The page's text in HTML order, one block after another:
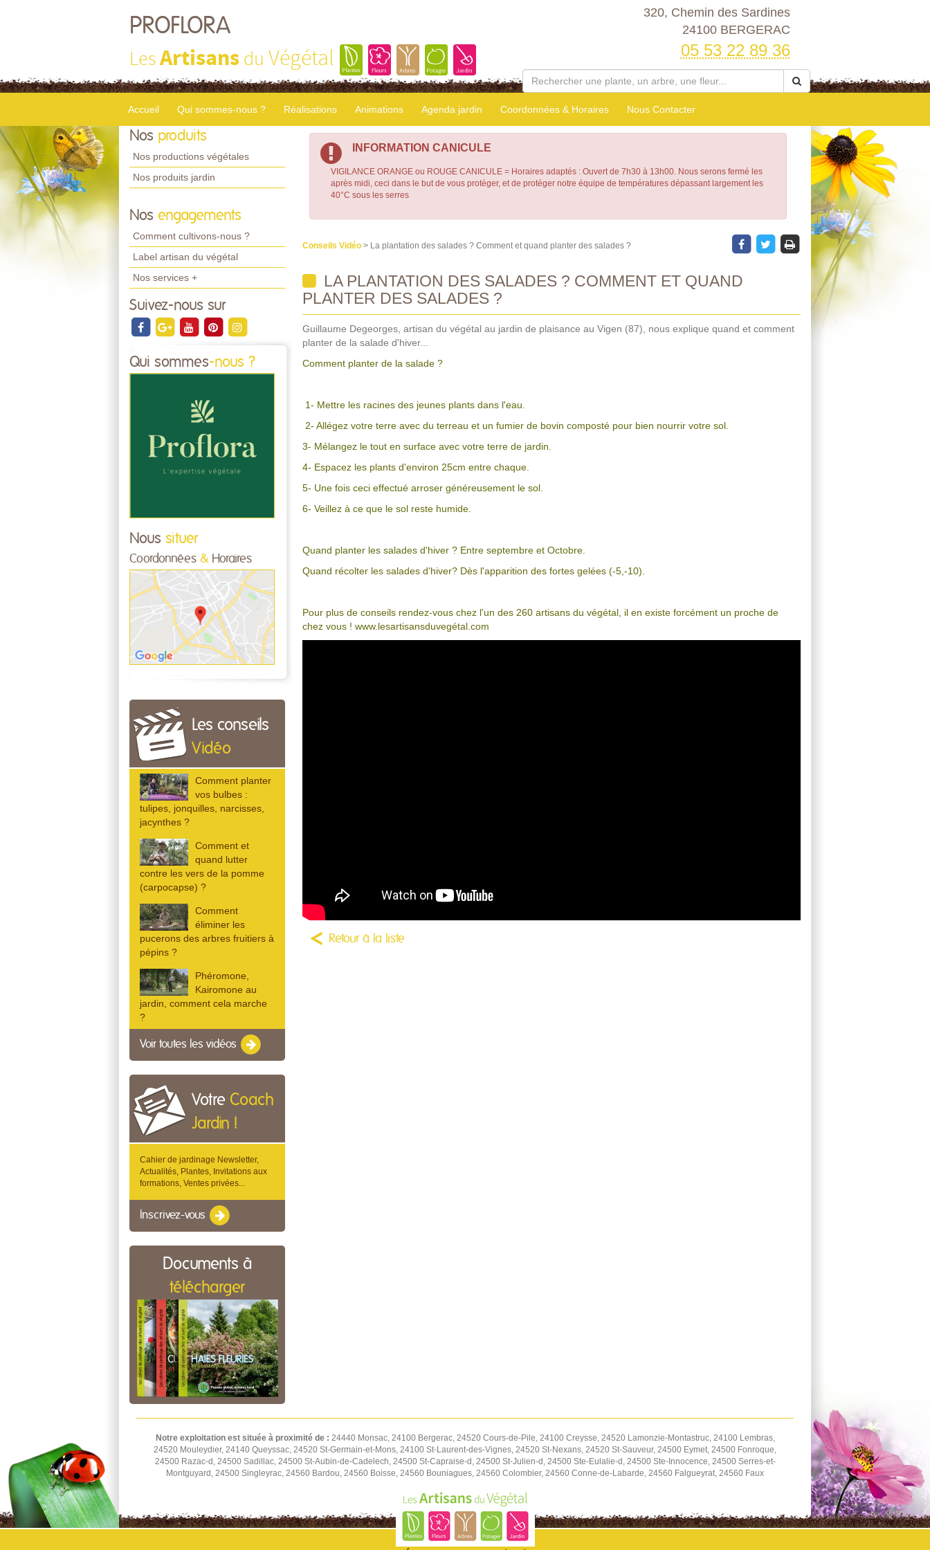
PROFLORA
LesArtisans du Végétal
320, Chemin des Sardines
24100 BERGERAC
05 53 22 89 36
Accueil Qui sommes-nous ? Réalisations Animations Agenda jardin Coordonnées & Horaires Nous Contacter
Nos produits
Nos productions végétales
Nos produits jardin
Nos engagements
Comment cultivons-nous ?
Label artisan du végétal
Nos services +
Suivez-nous sur
Qui sommes-nous ?
Nous situer
Coordonnées & Horaires
Les conseils
Vidéo
Comment planter
vos bulbes :
tulipes, jonquilles, narcisses,
jacynthes ?
Comment et
quand lutter
contre les vers de la pomme
(carpocapse) ?
Comment
éliminer les
pucerons des arbres fruitiers à
pépins ?
Phéromone,
Kairomone au
jardin, comment cela marche
?
Voir toutes les vidéos
Votre Coach
Jardin !
Cahier de jardinage Newsletter,
Actualités, Plantes, Invitations aux
formations, Ventes privées...
Inscrivez-vous
Documents à
télécharger
INFORMATION CANICULE
VIGILANCE ORANGE ou ROUGE CANICULE = Horaires adaptés : Ouvert de 7h30 à 13h00. Nous serons fermé les
après midi, ceci dans le but de vous protéger, et de protéger notre équipe de températures dépassant largement les
40°C sous les serres
Conseils Vidéo > La plantation des salades ? Comment et quand planter des salades ?
LA PLANTATION DES SALADES ? COMMENT ET QUAND
PLANTER DES SALADES ?
Guillaume Degeorges, artisan du végétal au jardin de plaisance au Vigen (87), nous explique quand et comment
planter de la salade d'hiver...
Comment planter de la salade ?
1- Mettre les racines des jeunes plants dans l'eau.
2- Allégez votre terre avec du terreau et un fumier de bovin composté pour bien nourrir votre sol.
3- Mélangez le tout en surface avec votre terre de jardin.
4- Espacez les plants d'environ 25cm entre chaque.
5- Une fois ceci effectué arroser généreusement le sol.
6- Veillez à ce que le sol reste humide.
Quand planter les salades d'hiver ? Entre septembre et Octobre.
Quand récolter les salades d'hiver? Dès l'apparition des fortes gelées (-5,-10).
Pour plus de conseils rendez-vous chez l'un des 260 artisans du végétal, il en existe forcément un proche de
chez vous ! www.lesartisansduvegétal.com
Retour à la liste
Notre exploitation est située à proximité de : 24440 Monsac, 24100 Bergerac, 24520 Cours-de-Pile, 24100 Creysse, 24520 Lamonzie-Montastruc, 24100 Lembras,
24520 Mouleydier, 24140 Queyssac, 24520 St-Germain-et-Mons, 24100 St-Laurent-des-Vignes, 24520 St-Nexans, 24520 St-Sauveur, 24500 Eymet, 24500 Fonroque,
24500 Razac-d, 24500 Sadillac, 24500 St-Aubin-de-Cadelech, 24500 St-Capraise-d, 24500 St-Julien-d, 24500 Ste-Eulalie-d, 24500 Ste-Innocence, 24500 Serres-et-
Montguyard, 24500 Singleyrac, 24560 Bardou, 24560 Boisse, 24560 Bouniagues, 24560 Colombier, 24560 Conne-de-Labarde, 24560 Falgueyrat, 24560 Faux